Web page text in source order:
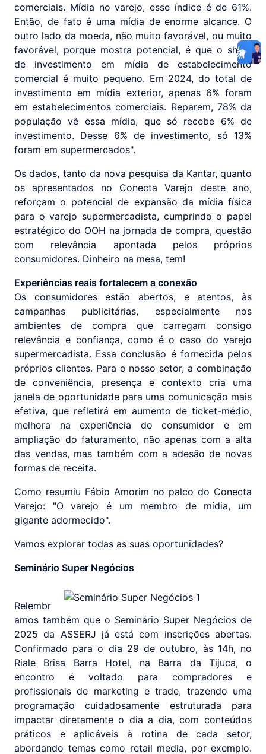
comerciais. Mídia no varejo, esse índice é de 61%.
Então, de fato é uma mídia de enorme alcance. O
outro lado da moeda, não muito favorável, ou muito
favorável, porque mostra potencial, é que o share
de investimento em mídia de estabelecimento
comercial é muito pequeno. Em 2024, do total de
investimento em mídia exterior, apenas 6% foram
em estabelecimentos comerciais. Reparem, 78% da
população vê essa mídia, que só recebe 6% de
investimento. Desse 6% de investimento, só 13%
foram em supermercados".
Os dados, tanto da nova pesquisa da Kantar, quanto
os apresentados no Conecta Varejo deste ano,
reforçam o potencial de expansão da mídia física
para o varejo supermercadista, cumprindo o papel
estratégico do OOH na jornada de compra, questão
com relevância apontada pelos próprios
consumidores. Dinheiro na mesa, tem!
Experiências reais fortalecem a conexão
Os consumidores estão abertos, e atentos, às
campanhas publicitárias, especialmente nos
ambientes de compra que carregam consigo
relevância e confiança, como é o caso do varejo
supermercadista. Essa conclusão é fornecida pelos
próprios clientes. Para o nosso setor, a combinação
de conveniência, presença e contexto cria uma
janela de oportunidade para uma comunicação mais
efetiva, que refletirá em aumento de ticket-médio,
melhora na experiência do consumidor e em
ampliação do faturamento, não apenas com a alta
das vendas, mas também com a adesão de novas
formas de receita.
Como resumiu Fábio Amorim no palco do Conecta
Varejo: "O varejo é um membro de mídia, um
gigante adormecido".
Vamos explorar todas as suas oportunidades?
Seminário Super Negócios
Relembr
amos também que o Seminário Super Negócios de
2025 da ASSERJ já está com inscrições abertas.
Confirmado para o dia 29 de outubro, às 14h, no
Riale Brisa Barra Hotel, na Barra da Tijuca, o
encontro é voltado para compradores e
profissionais de marketing e trade, trazendo uma
programação cuidadosamente estruturada para
impactar diretamente o dia a dia, com conteúdos
práticos e aplicáveis à rotina de cada setor,
abordando temas como retail media, por exemplo.